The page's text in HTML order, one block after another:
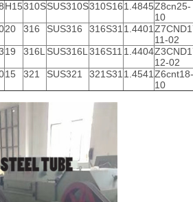
H15310SSUS310S310S161.4845Z8cn25-
10
20 316 SUS316 316S311.4401
11-02
19 316LSUS316L316S11 1.4404
12-02
15 321 SUS321 321S311.4541Z6cnt18-
10